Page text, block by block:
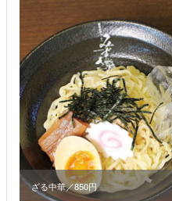
ざる中華／850円